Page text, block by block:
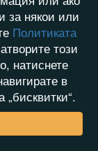
за някои или
Политиката
този
натиснете
в